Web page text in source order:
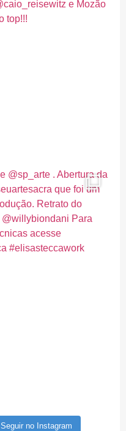
Seguir no Instagram